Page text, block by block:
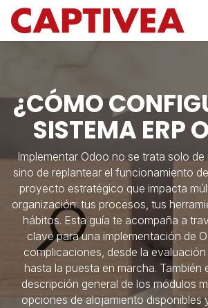
Ir al contenido
¿CÓMO
SISTEMA ERP
Implementar Odoo no se trata solo
sino de replantear el funcionamiento
proyecto estratégico que impacta
organización: tus procesos, tus
hábitos. Esta guía te acompaña a
clave para una implementación de
complicaciones, desde la
hasta la puesta en marcha. También
descripción general de los módulos
opciones de alojamiento disponibles